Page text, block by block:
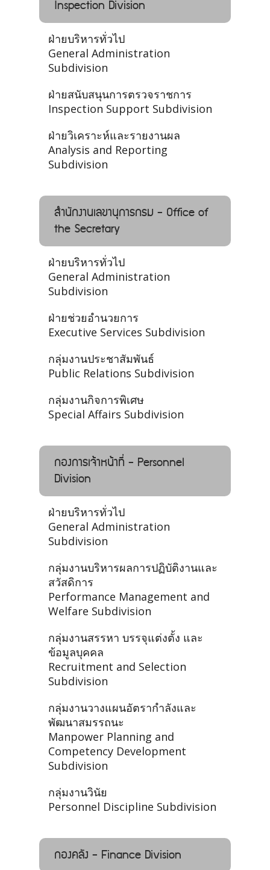
Inspection Division
ฝ่ายบริหารทั่วไป
General Administration
Subdivision
ฝ่ายสนับสนุนการตรวจราชการ
Inspection Support Subdivision
ฝ่ายวิเคราะห์และรายงานผล
Analysis and Reporting
Subdivision
สำนักงานเลขานุการกรม - Office of
the Secretary
ฝ่ายบริหารทั่วไป
General Administration
Subdivision
ฝ่ายช่วยอำนวยการ
Executive Services Subdivision
กลุ่มงานประชาสัมพันธ์
Public Relations Subdivision
กลุ่มงานกิจการพิเศษ
Special Affairs Subdivision
กองการเจ้าหน้าที่ - Personnel
Division
ฝ่ายบริหารทั่วไป
General Administration
Subdivision
กลุ่มงานบริหารผลการปฏิบัติงานและ
สวัสดิการ
Performance Management and
Welfare Subdivision
กลุ่มงานสรรหา บรรจุแต่งตั้ง และ
ข้อมูลบุคคล
Recruitment and Selection
Subdivision
กลุ่มงานวางแผนอัตรากำลังและ
พัฒนาสมรรถนะ
Manpower Planning and
Competency Development
Subdivision
กลุ่มงานวินัย
Personnel Discipline Subdivision
กองคลัง - Finance Division